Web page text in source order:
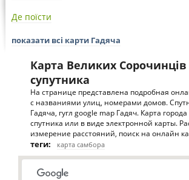
Де поїсти
показати всі карти Гадяча
Карта Великих Сорочинців
супутника
На странице представлена подробная
с названиями улиц, номерами домов.
Гадяча, гугл google map Гадяч. Карта
спутника или в виде электронной карты.
измерение расстояний, поиск на онлайн
теги: карта самбора